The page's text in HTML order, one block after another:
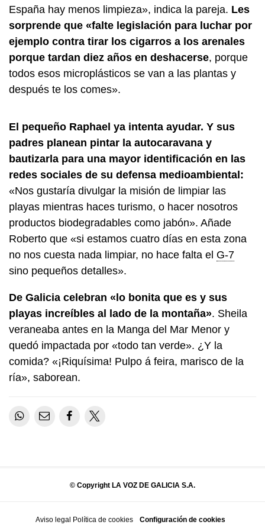
España hay menos limpieza», indica la pareja. Les
sorprende que «falte legislación para luchar por
ejemplo contra tirar los cigarros a los arenales
porque tardan diez años en deshacerse, porque
todos esos microplásticos se van a las plantas y
después te los comes».
El pequeño Raphael ya intenta ayudar. Y sus
padres planean pintar la autocaravana y
bautizarla para una mayor identificación en las
redes sociales de su defensa medioambiental:
«Nos gustaría divulgar la misión de limpiar las
playas mientras haces turismo, o hacer nosotros
productos biodegradables como jabón». Añade
Roberto que «si estamos cuatro días en esta zona
no nos cuesta nada limpiar, no hace falta el G-7
sino pequeños detalles».
De Galicia celebran «lo bonita que es y sus
playas increíbles al lado de la montaña». Sheila
veraneaba antes en la Manga del Mar Menor y
quedó impactada por «todo tan verde». ¿Y la
comida? «¡Riquísima! Pulpo á feira, marisco de la
ría», saborean.
© Copyright LA VOZ DE GALICIA S.A.
Aviso legal Política de cookies Configuración de cookies